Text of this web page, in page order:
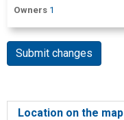
Owners 1
Submit changes
Location on the map